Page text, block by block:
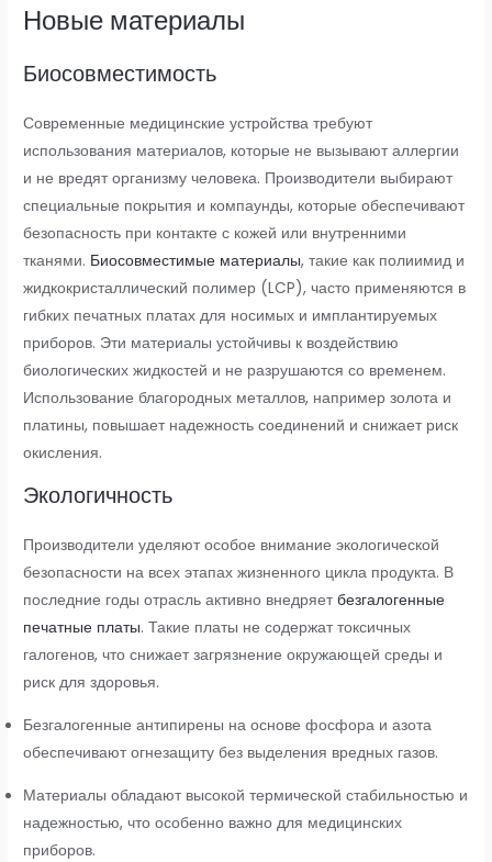
Новые материалы
Биосовместимость
Современные медицинские устройства требуют
использования материалов, которые не вызывают аллергии
и не вредят организму человека. Производители выбирают
специальные покрытия и компаунды, которые обеспечивают
безопасность при контакте с кожей или внутренними
тканями. Биосовместимые материалы, такие как полиимид и
жидкокристаллический полимер (LCP), часто применяются в
гибких печатных платах для носимых и имплантируемых
приборов. Эти материалы устойчивы к воздействию
биологических жидкостей и не разрушаются со временем.
Использование благородных металлов, например золота и
платины, повышает надежность соединений и снижает риск
окисления.
Экологичность
Производители уделяют особое внимание экологической
безопасности на всех этапах жизненного цикла продукта. В
последние годы отрасль активно внедряетбезгалогенные
печатные платы. Такие платы не содержат токсичных
галогенов, что снижает загрязнение окружающей среды и
риск для здоровья.
Безгалогенные антипирены на основе фосфора и азота
обеспечивают огнезащиту без выделения вредных газов.
Материалы обладают высокой термической стабильностью и
надежностью, что особенно важно для медицинских
приборов.